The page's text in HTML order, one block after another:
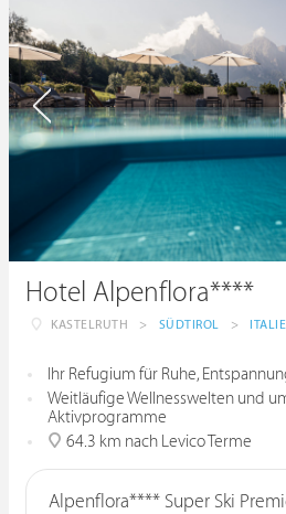
Hotel Alpenflora****
KASTELRUTH > SÜDTIROL >
Ihr Refugium für Ruhe,
Weitläufige Wellnesswelten und
Aktivprogramme
64.3 km nach Levico Terme
Alpenflora**** Super Ski